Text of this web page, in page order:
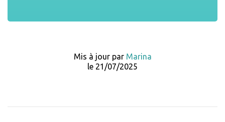
Mis à jour par Marina
le 21/07/2025